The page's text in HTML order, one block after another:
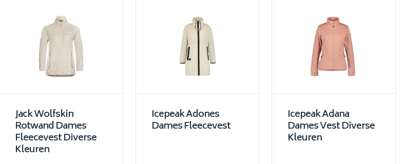
Jack Wolfskin
Rotwand Dames
Fleecevest Diverse
Kleuren
Icepeak Adones
Dames Fleecevest
Icepeak Adana
Dames Vest Diverse
Kleuren